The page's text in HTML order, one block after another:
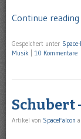
Continue
Gespeichert unter
Musik
10 Kommentare
Schubert
Artikel von SpaceFalcon